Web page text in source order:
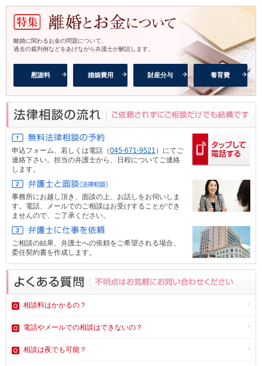
離婚に関わるお金の問題について、
過去の裁判例などをあげながら弁護士が解説します。
慰謝料 婚姻費用 財産分与 養育費
申込フォーム、 若しくは電話（045-671-9521 ）にてご
連絡下さい。担当の弁護士から、日程についてご連絡
します。
事務所にお越し頂き、面談の上、お話しをお伺いしま
す。電話、メールでのご相談はお受けすることができ
ませんので、ご了承ください。
ご相談の結果、弁護士への依頼をご希望される場合、
委任契約書を作成します。
相談料はかかるの？
電話やメールでの相談はできないの？
相談は夜でも可能？